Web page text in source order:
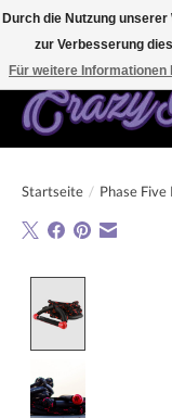
Kostenfreier Versand für
Startseite / Phase
Durch die Nutzung
zur Verbesserung
Für weitere